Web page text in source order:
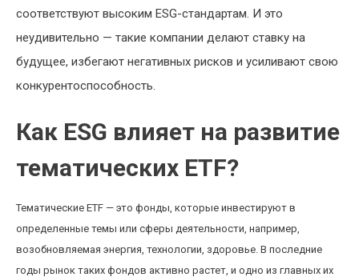
соответствуют высоким ESG-стандартам. И это
неудивительно — такие компании делают ставку на
будущее, избегают негативных рисков и усиливают свою
конкурентоспособность.
Как ESG влияет на развитие
тематических ETF?
Тематические ETF — это фонды, которые инвестируют в
определенные темы или сферы деятельности, например,
возобновляемая энергия, технологии, здоровье. В последние
годы рынок таких фондов активно растет, и одно из главных их